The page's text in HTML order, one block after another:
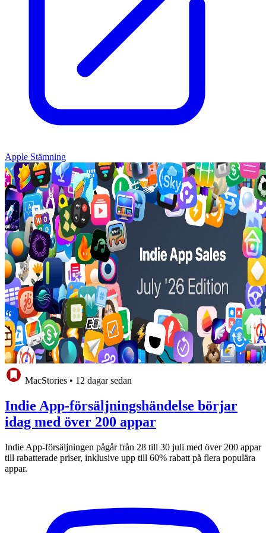
Apple Stämning
MacStories • 12 dagar sedan
Indie App-försäljningshändelse börjar
idag med över 200 appar
Indie App-försäljningen pågår från 28 till 30 juli med över 200 appar
till rabatterade priser, inklusive upp till 60% rabatt på flera populära
appar.